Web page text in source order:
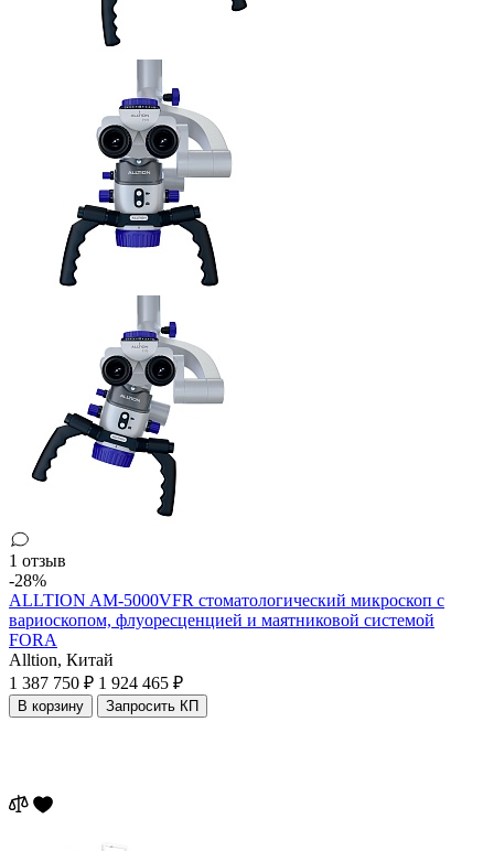
1 отзыв
-28%
ALLTION AM-5000VFR стоматологический микроскоп с
вариоскопом, флуоресценцией и маятниковой системой
FORA
Alltion, Китай
1 387 750 ₽ 1 924 465 ₽
В корзину Запросить КП